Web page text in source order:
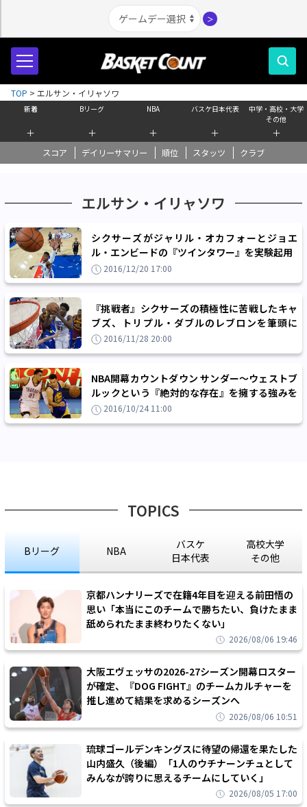
＞
新着
＋
Bリーグ
＋
NBA
＋
バスケ日本代表
＋
中学・高校・大学
その他
＋
スコア デイリーサマリー 順位 スタッツ クラブ
TOP > エルサン・イリャソワ
エルサン・イリャソワ
シクサーズがジャリル・オカフォーとジョエ
ル・エンビードの『ツインタワー』を実験起用
2016/12/20 17:00
『挑戦者』シクサーズの積極性に苦戦したキャ
ブズ、トリプル・ダブルのレブロンを筆頭に
『王者の貫禄』を見せて終盤に逆転勝利
2016/11/28 20:00
NBA開幕カウントダウン サンダー～ウェストブ
ルックという『絶対的な存在』を擁する強みを
どれだけ生かせるか
2016/10/24 11:00
TOPICS
Bリーグ NBA
バスケ
日本代表
高校大学
その他
京都ハンナリーズで在籍4年目を迎える前田悟の
思い「本当にこのチームで勝ちたい、負けたまま
舐められたまま終わりたくない」
2026/08/06 19:46
大阪エヴェッサの2026-27シーズン開幕ロスター
が確定、『DOG FIGHT』のチームカルチャーを
推し進めて結果を求めるシーズンへ
2026/08/06 10:51
琉球ゴールデンキングスに待望の帰還を果たした
山内盛久（後編）「1人のウチナーンチュとして
みんなが誇りに思えるチームにしていく」
2026/08/05 17:00